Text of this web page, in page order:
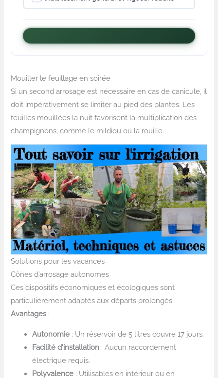
Mouiller le feuillage en soirée
Si un second arrosage est nécessaire en cas de canicule, il
doit impérativement se limiter au pied des plantes. Les
feuilles mouillées la nuit favorisent la multiplication des
champignons, comme le mildiou ou la rouille.
Solutions pour les vacances
Cônes d’arrosage autonomes
Ces dispositifs économiques et écologiques sont
particulièrement adaptés aux départs prolongés.
Avantages:
Autonomie : Un réservoir de 5 litres couvre 17 jours.
Facilité d’installation : Aucun raccordement
électrique requis.
Polyvalence : Utilisables en intérieur ou en